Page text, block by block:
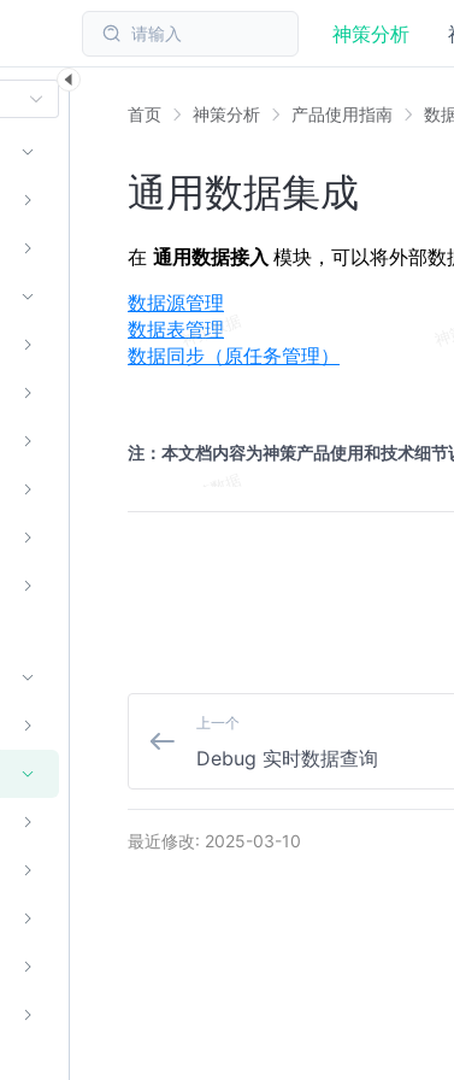
请输入 神策分析
首页 神策分析 产品使用指南 数
通用数据集成
在 通用数据接入 模块，可以将外部数
数据源管理
数据表管理
数据同步（原任务管理）
注：本文档内容为神策产品使用和技术细
上一个
Debug 实时数据查询
最近修改: 2025-03-10